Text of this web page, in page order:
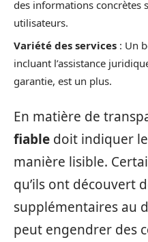
des informations concrètes
utilisateurs.
Variété des services : Un
incluant l’assistance
garantie, est un plus.
En matière de
fiable doit indiquer
manière lisible.
qu’ils ont découvert
supplémentaires au
peut engendrer des